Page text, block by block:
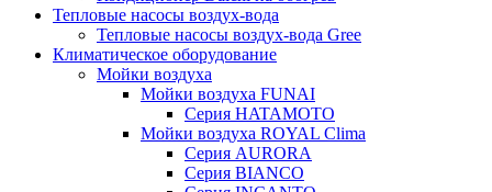
Тепловые насосы воздух-вода
Тепловые насосы воздух-вода Gree
Климатическое оборудование
Мойки воздуха
Мойки воздуха FUNAI
Серия HATAMOTO
Мойки воздуха ROYAL Clima
Серия AURORA
Серия BIANCO